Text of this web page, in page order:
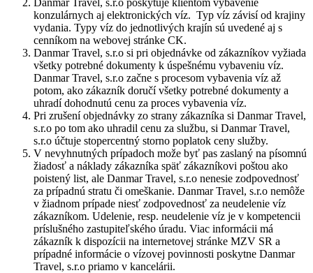
Danmar Travel, s.r.o poskytuje klientom vybavenie
konzulárnych aj elektronických víz. Typ víz závisí od krajiny
vydania. Typy víz do jednotlivých krajín sú uvedené aj s
cenníkom na webovej stránke CK.
Danmar Travel, s.r.o si pri objednávke od zákazníkov vyžiada
všetky potrebné dokumenty k úspešnému vybaveniu víz.
Danmar Travel, s.r.o začne s procesom vybavenia víz až
potom, ako zákazník doručí všetky potrebné dokumenty a
uhradí dohodnutú cenu za proces vybavenia víz.
Pri zrušení objednávky zo strany zákazníka si Danmar Travel,
s.r.o po tom ako uhradil cenu za službu, si Danmar Travel,
s.r.o účtuje stopercentný storno poplatok ceny služby.
V nevyhnutných prípadoch može byť pas zaslaný na písomnú
žiadosť a náklady zákazníka späť zákazníkovi poštou ako
poistený list, ale Danmar Travel, s.r.o nenesie zodpovednosť
za prípadnú stratu či omeškanie. Danmar Travel, s.r.o nemôže
v žiadnom prípade niesť zodpovednosť za neudelenie víz
zákazníkom. Udelenie, resp. neudelenie víz je v kompetencii
príslušného zastupiteľského úradu. Viac informácii má
zákazník k dispozícii na internetovej stránke MZV SR a
prípadné informácie o vízovej povinnosti poskytne Danmar
Travel, s.r.o priamo v kancelárii.